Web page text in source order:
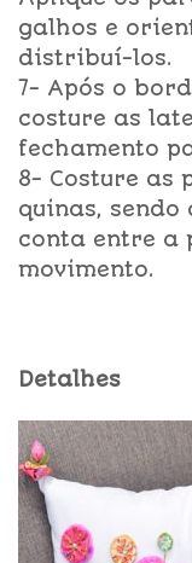
galhos e
distribuí-los.
7- Após o
costure as
fechamento
8- Costure as
quinas, sendo
conta entre a
movimento.
Detalhes